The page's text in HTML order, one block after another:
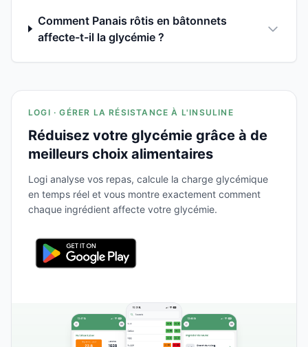
Comment Panais rôtis en bâtonnets
affecte-t-il la glycémie ?
LOGI · GÉRER LA RÉSISTANCE À L'INSULINE
Réduisez votre glycémie grâce à de
meilleurs choix alimentaires
Logi analyse vos repas, calcule la charge glycémique
en temps réel et vous montre exactement comment
chaque ingrédient affecte votre glycémie.